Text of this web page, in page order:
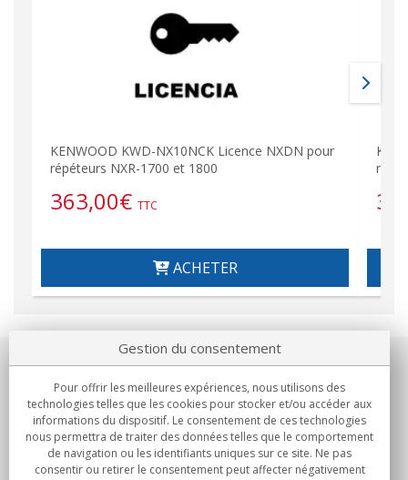
KENWOOD KWD-NX10NCK Licence NXDN pour
répéteurs NXR-1700 et 1800
363,00€ TTC
ACHETER
Notre société
Engagements
Achats
Gestion du consentement
Pour offrir les meilleures expériences, nous utilisons des
technologies telles que les cookies pour stocker et/ou accéder aux
informations du dispositif. Le consentement de ces technologies
nous permettra de traiter des données telles que le comportement
de navigation ou les identifiants uniques sur ce site. Ne pas
consentir ou retirer le consentement peut affecter négativement